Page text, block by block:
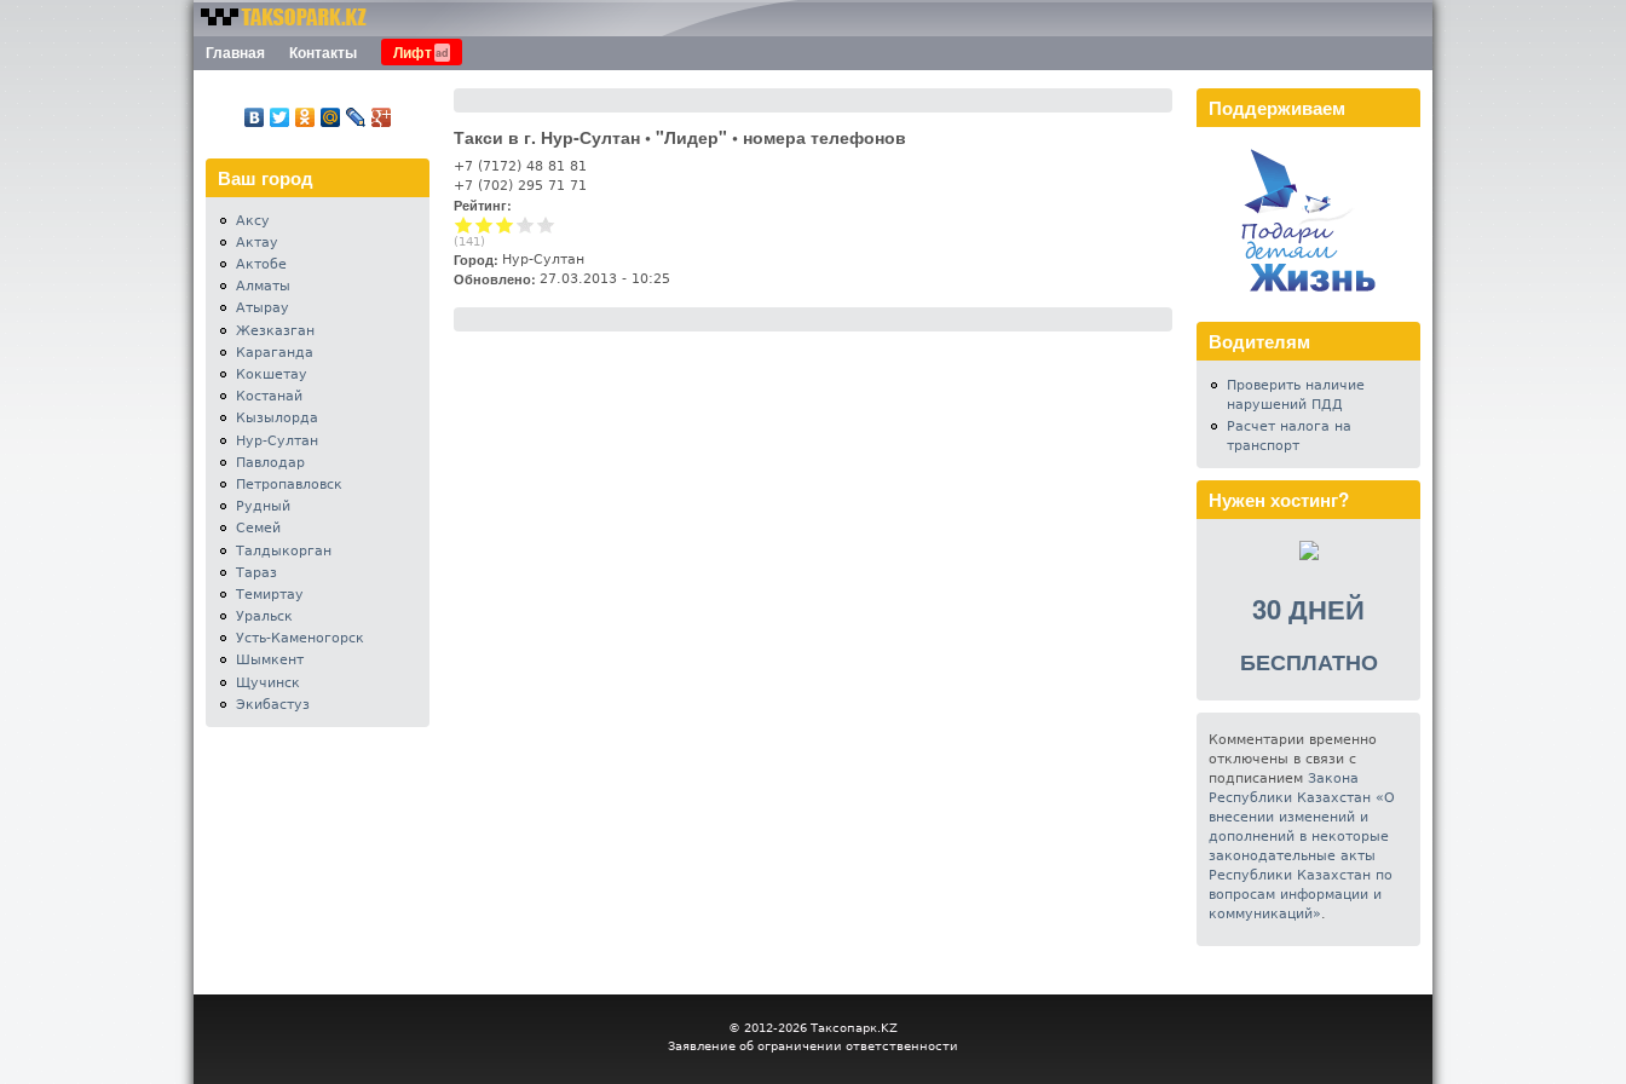
Перейти к основному
содержанию
Номера
такси
Казахстана -
Таксопарк.KZ
Меню
Главная Контакты Лифт
Такси в г. Нур-Султан • "Лидер" • номера телефонов
+7 (7172) 48 81 81
+7 (702) 295 71 71
Рейтинг:
(141 )
Город: Нур-Султан
Обновлено: 27.03.2013 - 10:25
Ваш город
Аксу
Актау
Актобе
Алматы
Атырау
Жезказган
Караганда
Кокшетау
Костанай
Кызылорда
Нур-Султан
Павлодар
Петропавловск
Рудный
Семей
Талдыкорган
Тараз
Темиртау
Уральск
Усть-Каменогорск
Шымкент
Щучинск
Экибастуз
Поддерживаем
Водителям
Проверить наличие
нарушений ПДД
Расчет налога на
транспорт
Нужен хостинг?
30 ДНЕЙ
БЕСПЛАТНО
Комментарии временно
отключены в связи с
подписаниемЗакона
Республики Казахстан «О
внесении изменений и
дополнений в некоторые
законодательные акты
Республики Казахстан по
вопросам информации и
коммуникаций»
© 2012-2026 Таксопарк.KZ
Заявление об ограничении ответственности